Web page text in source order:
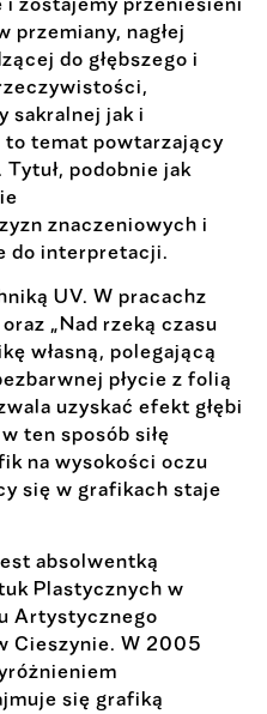
nagłej
do głębszego i
sakralnej jak i
temat powtarzający
podobnie jak
znaczeniowych i
do interpretacji.
UV. W pracachz
„Nad rzeką czasu
własną, polegającą
płycie z folią
uzyskać efekt głębi
ten sposób siłę
na wysokości oczu
się w grafikach staje
absolwentką
Plastycznych w
Artystycznego
Cieszynie. W 2005
się grafiką